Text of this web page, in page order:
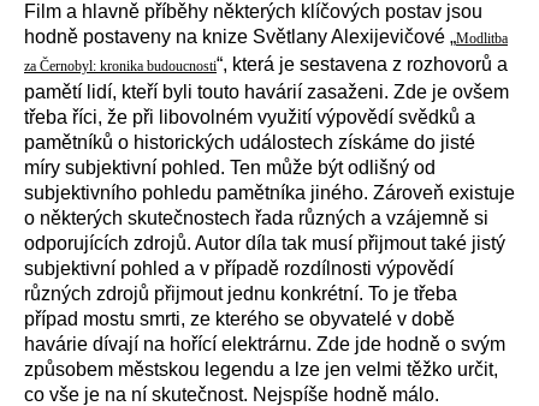
Film a hlavně příběhy některých klíčových postav jsou
hodně postaveny na knize Světlany Alexijevičové „Modlitba
za Černobyl: kronika budoucnosti“, která je sestavena z rozhovorů a
pamětí lidí, kteří byli touto havárií zasaženi. Zde je ovšem
třeba říci, že při libovolném využití výpovědí svědků a
pamětníků o historických událostech získáme do jisté
míry subjektivní pohled. Ten může být odlišný od
subjektivního pohledu pamětníka jiného. Zároveň existuje
o některých skutečnostech řada různých a vzájemně si
odporujících zdrojů. Autor díla tak musí přijmout také jistý
subjektivní pohled a v případě rozdílnosti výpovědí
různých zdrojů přijmout jednu konkrétní. To je třeba
případ mostu smrti, ze kterého se obyvatelé v době
havárie dívají na hořící elektrárnu. Zde jde hodně o svým
způsobem městskou legendu a lze jen velmi těžko určit,
co vše je na ní skutečnost. Nejspíše hodně málo.